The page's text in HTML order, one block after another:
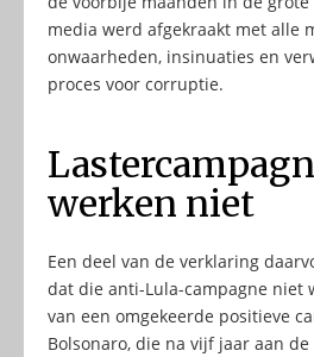
media werd afgekraakt met alle
onwaarheden, insinuaties en
proces voor corruptie.
werken niet
Een deel van de verklaring
dat die anti-Lula-campagne niet
van een omgekeerde positieve
Bolsonaro, die na vijf jaar aan